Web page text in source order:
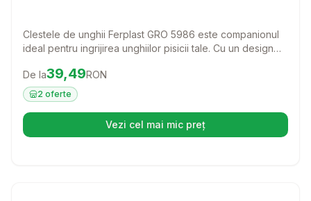
Clestele de unghii Ferplast GRO 5986 este companionul
ideal pentru ingrijirea unghiilor pisicii tale. Cu un design
taierea unghiilor o activitate usoara si placuta pentru tine
si pisicuta ta.
Preț:39.49 RON
De la39,49RON
2 oferte
Vezi cel mai mic preț(se deschide într-o filă nouă)